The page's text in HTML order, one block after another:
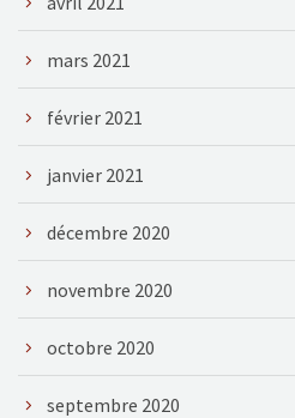
mars 2021
février 2021
janvier 2021
décembre 2020
novembre 2020
octobre 2020
septembre 2020